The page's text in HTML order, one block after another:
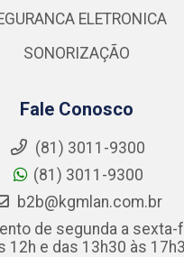
ELETRONICA
SONORIZAÇÃO
Fale Conosco
(81) 3011-9300
(81) 3011-9300
b2b@kgmlan.com.br
de segunda a sexta-
12h e das 13h30 às